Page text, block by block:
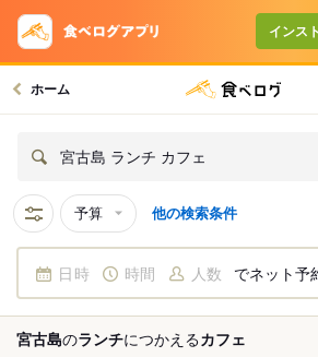
インス
ホーム
宮古島 ランチ カフェ
予算 他の検索条件
日時 時間 人数 でネット予
宮古島のランチにつかえるカフェ